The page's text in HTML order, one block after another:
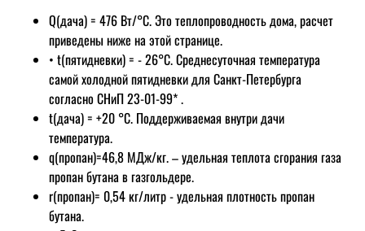
Q(дача) = 476 Вт/°C. Это теплопроводность дома, расчет
приведены ниже на этой странице.
• t(пятидневки) = - 26°C. Среднесуточная температура
самой холодной пятидневки для Санкт-Петербурга
согласно СНиП 23-01-99* .
t(дача) = +20 °C. Поддерживаемая внутри дачи
температура.
q(пропан)=46,8 МДж/кг. – удельная теплота сгорания газа
пропан бутана в газгольдере.
r(пропан)= 0,54 кг/литр - удельная плотность пропан
бутана.